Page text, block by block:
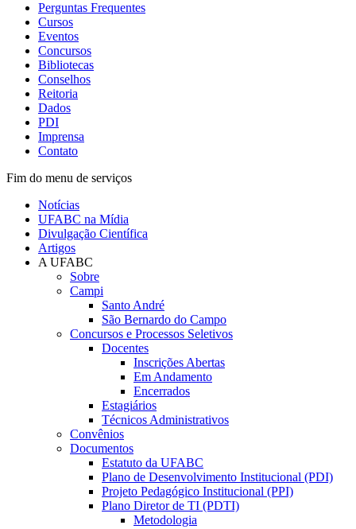
Perguntas Frequentes
Cursos
Eventos
Concursos
Bibliotecas
Conselhos
Reitoria
Dados
PDI
Imprensa
Contato
Fim do menu de serviços
Notícias
UFABC na Mídia
Divulgação Científica
Artigos
A UFABC
Sobre
Campi
Santo André
São Bernardo do Campo
Concursos e Processos Seletivos
Docentes
Inscrições Abertas
Em Andamento
Encerrados
Estagiários
Técnicos Administrativos
Convênios
Documentos
Estatuto da UFABC
Plano de Desenvolvimento Institucional (PDI)
Projeto Pedagógico Institucional (PPI)
Plano Diretor de TI (PDTI)
Metodologia